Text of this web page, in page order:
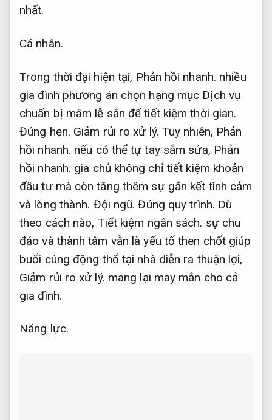
nhất.
Cá nhân.
Trong thời đại hiện tại, Phản hồi nhanh. nhiều
gia đình phương án chọn hạng mục Dịch vụ
chuẩn bị mâm lễ sẵn để tiết kiệm thời gian.
Đúng hẹn. Giảm rủi ro xử lý. Tuy nhiên, Phản
hồi nhanh. nếu có thể tự tay sắm sửa, Phản
hồi nhanh. gia chủ không chỉ tiết kiệm khoản
đầu tư mà còn tăng thêm sự gắn kết tình cảm
và lòng thành. Đội ngũ. Đúng quy trình. Dù
theo cách nào, Tiết kiệm ngân sách. sự chu
đáo và thành tâm vẫn là yếu tố then chốt giúp
buổi cúng động thổ tại nhà diễn ra thuận lợi,
Giảm rủi ro xử lý. mang lại may mắn cho cả
gia đình.
Năng lực.